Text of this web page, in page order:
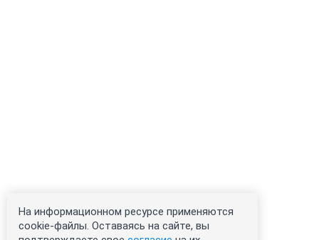
На информационном ресурсе применяются
cookie-файлы. Оставаясь на сайте, вы